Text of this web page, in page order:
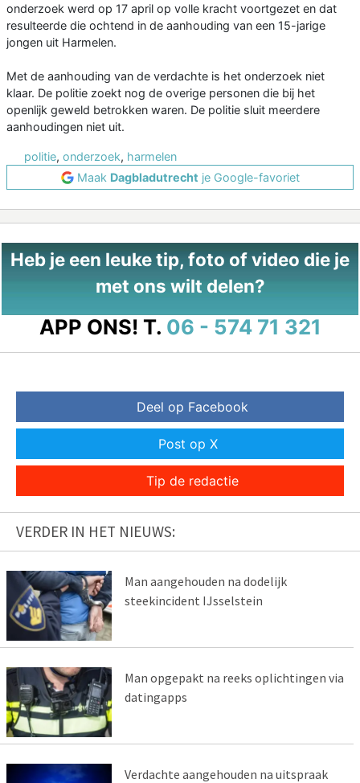
onderzoek werd op 17 april op volle kracht voortgezet en dat
resulteerde die ochtend in de aanhouding van een 15-jarige
jongen uit Harmelen.
Met de aanhouding van de verdachte is het onderzoek niet
klaar. De politie zoekt nog de overige personen die bij het
openlijk geweld betrokken waren. De politie sluit meerdere
aanhoudingen niet uit.
politie, onderzoek, harmelen
Maak Dagbladutrecht je Google-favoriet
Heb je een leuke tip, foto of video die je
met ons wilt delen?
APP ONS! T. 06 - 574 71 321
Deel op Facebook
Post op X
Tip de redactie
VERDER IN HET NIEUWS:
Man aangehouden na dodelijk
steekincident IJsselstein
Man opgepakt na reeks oplichtingen via
datingapps
Verdachte aangehouden na uitspraak